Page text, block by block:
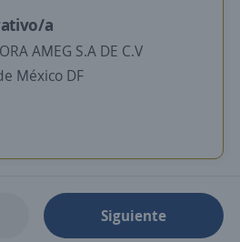
a
AMEG S.A DE C.V
México DF
Siguiente